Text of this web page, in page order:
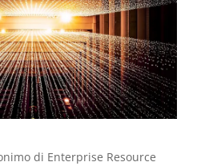
di Enterprise Resource